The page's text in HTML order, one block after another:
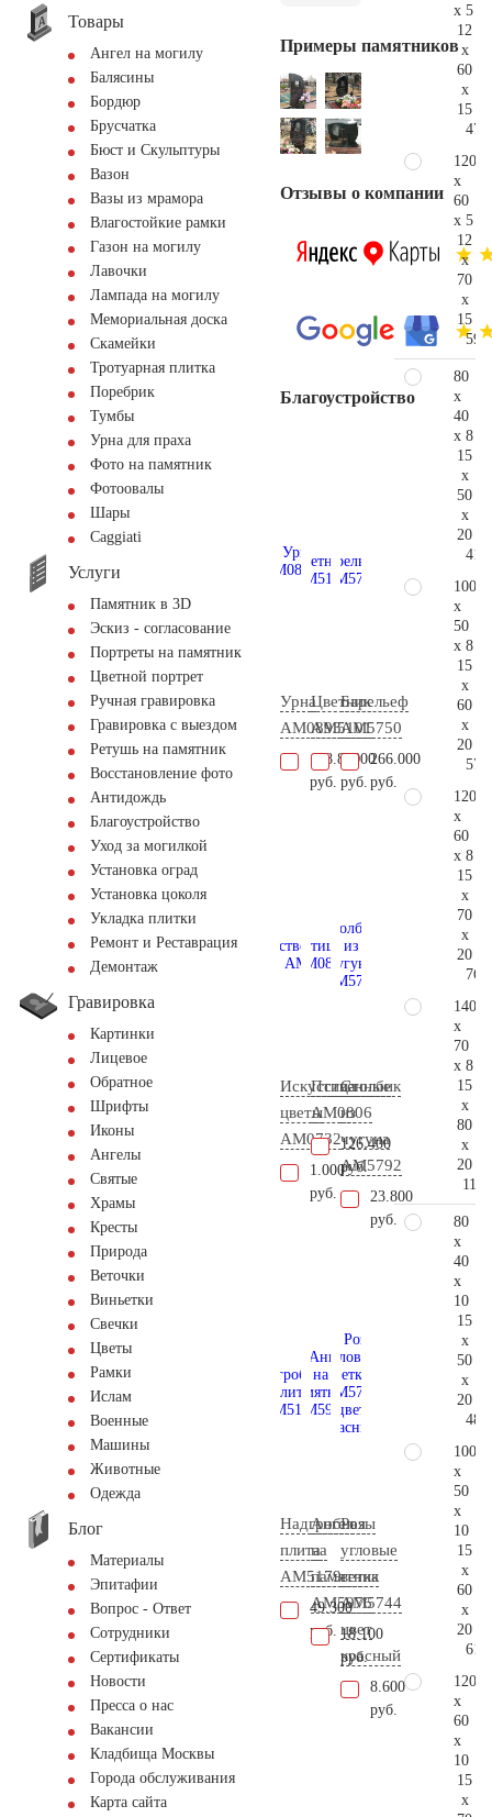
Товары
Ангел на могилу
Балясины
Бордюр
Брусчатка
Бюст и Скульптуры
Вазон
Вазы из мрамора
Влагостойкие рамки
Газон на могилу
Лавочки
Лампада на могилу
Мемориальная доска
Скамейки
Тротуарная плитка
Поребрик
Тумбы
Урна для праха
Фото на памятник
Фотоовалы
Шары
Сaggiati
Услуги
Памятник в 3D
Эскиз - согласование
Портреты на памятник
Цветной портрет
Ручная гравировка
Гравировка с выездом
Ретушь на памятник
Восстановление фото
Антидождь
Благоустройство
Уход за могилкой
Установка оград
Установка цоколя
Укладка плитки
Ремонт и Реставрация
Демонтаж
Гравировка
Картинки
Лицевое
Обратное
Шрифты
Иконы
Ангелы
Святые
Храмы
Кресты
Природа
Веточки
Виньетки
Свечки
Цветы
Рамки
Ислам
Военные
Машины
Животные
Одежда
Блог
Материалы
Эпитафии
Вопрос - Ответ
Сотрудники
Сертификаты
Новости
Пресса о нас
Вакансии
Кладбища Москвы
Города обслуживания
Карта сайта
Примеры памятников
Отзывы о компании
Благоустройство
Урна
AM0893
128.800
руб.
Цветник
AM5101
5.900
руб.
Барельеф
AM5750
266.000
руб.
Искусственные
цветы
AM0732
1.000
руб.
Птица
AM0806
126.400
руб.
Столбик
из
чугуна
AM5792
23.800
руб.
Надгробная
плита
AM5179
49.300
руб.
Ангел
на
памятник
AM5976
18.100
руб.
Розы
угловые
ветка
AM5744
цвет
красный
8.600
руб.
x 5
12
x
60
x
15
120
x
60
x 5
12
x
70
x
15
80
x
40
x 8
15
x
50
x
20
100
x
50
x 8
15
x
60
x
20
120
x
60
x 8
15
x
70
x
20
140
x
70
x 8
15
x
80
x
20
80
x
40
x
10
15
x
50
x
20
100
x
50
x
10
15
x
60
x
20
120
x
60
x
10
15
x